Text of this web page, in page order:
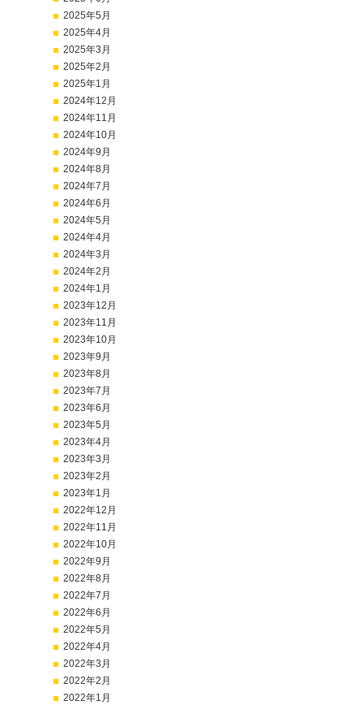
2025年5月
2025年4月
2025年3月
2025年2月
2025年1月
2024年12月
2024年11月
2024年10月
2024年9月
2024年8月
2024年7月
2024年6月
2024年5月
2024年4月
2024年3月
2024年2月
2024年1月
2023年12月
2023年11月
2023年10月
2023年9月
2023年8月
2023年7月
2023年6月
2023年5月
2023年4月
2023年3月
2023年2月
2023年1月
2022年12月
2022年11月
2022年10月
2022年9月
2022年8月
2022年7月
2022年6月
2022年5月
2022年4月
2022年3月
2022年2月
2022年1月